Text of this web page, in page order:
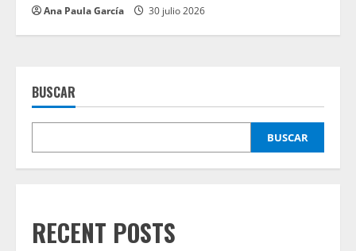
Ana Paula García 30 julio 2026
BUSCAR
BUSCAR
RECENT POSTS